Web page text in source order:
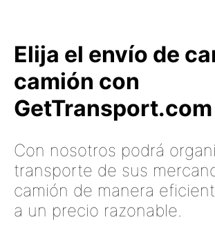
Elija el envío de
camión con
GetTransport.com
Con nosotros podrá
transporte de sus
camión de manera
a un precio razonable.